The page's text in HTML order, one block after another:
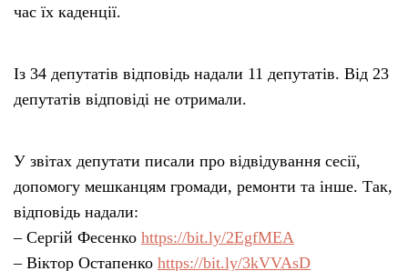
час їх каденції.
Із 34 депутатів відповідь надали 11 депутатів. Від 23
депутатів відповіді не отримали.
У звітах депутати писали про відвідування сесії,
допомогу мешканцям громади, ремонти та інше. Так,
відповідь надали:
– Сергій Фесенко https://bit.ly/2EgfMEA
– Віктор Остапенко https://bit.ly/3kVVAsD